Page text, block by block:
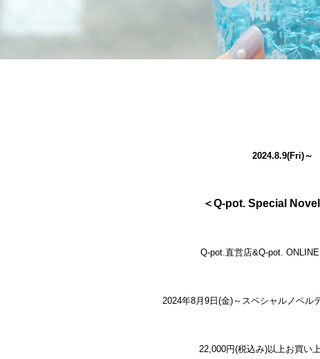
2024.8.9(Fri)～
＜Q-pot. Special
Q-pot.直営店&Q-pot.
2024年8月9日(金)～スペシャルノベル
22,000円(税込み)以上お買い